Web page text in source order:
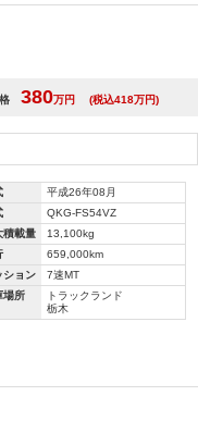
380万円 (税込418万円)
平成26年08月
QKG-FS54VZ
積載量
13,100kg
659,000km
ション
7速MT
場所
トラックランド
栃木